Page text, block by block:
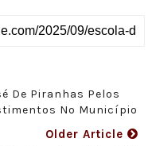
De Piranhas Pelos
No Município
Older Article